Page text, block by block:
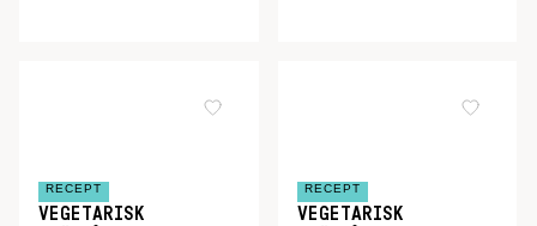
RECEPT
VEGETARISK
RECEPT
VEGETARISK